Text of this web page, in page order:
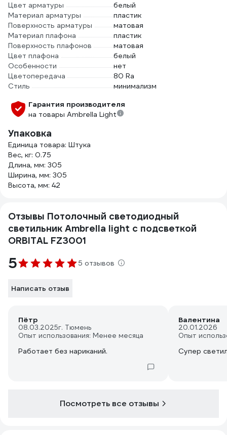
Цвет арматуры
белый
Материал арматуры
пластик
Поверхность арматуры
матовая
Материал плафона
пластик
Поверхность плафонов
матовая
Цвет плафона
белый
Особенности
нет
Цветопередача
80 Ra
Стиль
минимализм
Гарантия производителя
на товары Ambrella Light
Упаковка
Единица товара: Штука
Вес, кг: 0.75
Длина, мм: 305
Ширина, мм: 305
Высота, мм: 42
Отзывы Потолочный светодиодный
светильник Ambrella light с подсветкой
ORBITAL FZ3001
5 5 отзывов
Написать отзыв
Пётр
08.03.2025г. Тюмень
Опыт использования: Менее месяца
Работает без нариканий.
Валентина
20.01.2026
Опыт
Супер
Посмотреть все отзывы